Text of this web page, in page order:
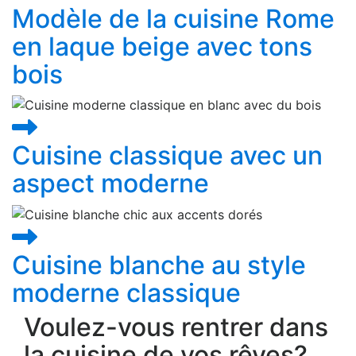
Modèle de la cuisine Rome
en laque beige avec tons
bois
Cuisine classique avec un
aspect moderne
Cuisine blanche au style
moderne classique
Voulez-vous rentrer dans